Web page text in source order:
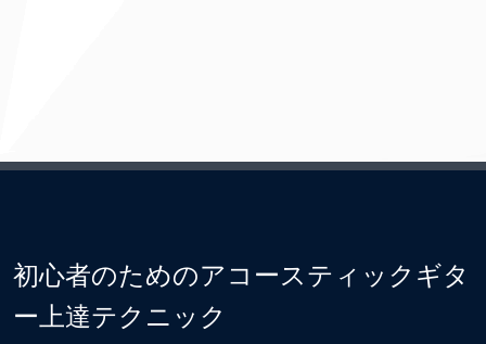
初心者のためのアコースティックギタ
ー上達テクニック